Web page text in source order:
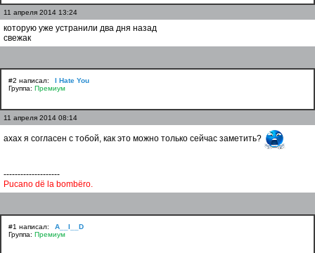
11 апреля 2014 13:24
которую уже устранили два дня назад
свежак
#2 написал:
I Hate You
Группа: Премиум
11 апреля 2014 08:14
ахах я согласен с тобой, как это можно только сейчас заметить?
--------------------
Pucano dё la bombёro.
#1 написал:
A__I__D
Группа: Премиум